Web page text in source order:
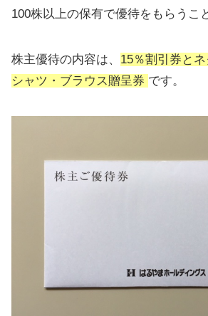
100株以上の保有で優待をもらうこ
株主優待の内容は、 15％割引券と
シャツ・ブラウス贈呈券 です。